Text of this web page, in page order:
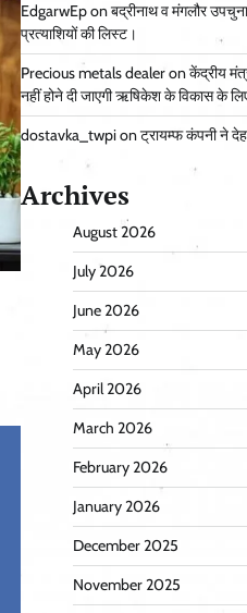
EdgarwEponबद्रीनाथ व मंगलौर
प्रत्याशियों की लिस्ट।
Precious metals dealeronकेंद्रीय
नहीं होने दी जाएगी ऋषिकेश के विकास के
dostavka_twpionट्रायम्फ कंपनी ने
Archives
August 2026
July 2026
June 2026
May 2026
April 2026
March 2026
February 2026
January 2026
December 2025
November 2025